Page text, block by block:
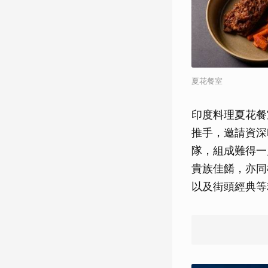
夏花餐室
印度料理夏花
推手，邀請資
隊，組成難得
貴族佳餚，亦
以及街頭經典